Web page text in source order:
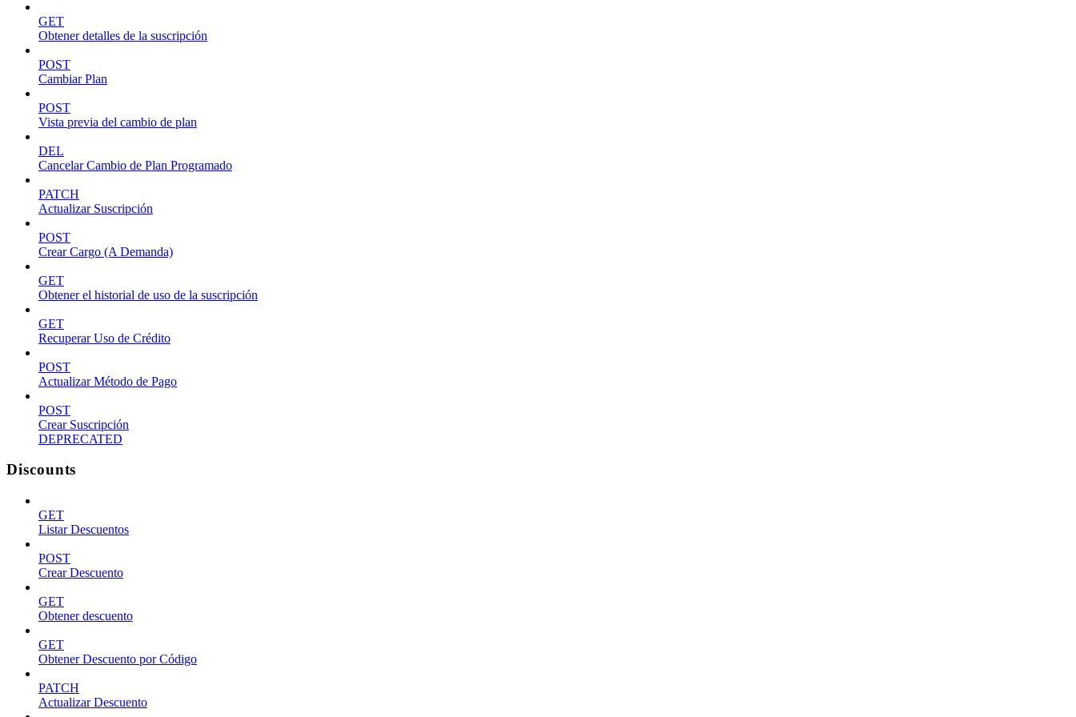
GET
Obtener detalles de la suscripción
POST
Cambiar Plan
POST
Vista previa del cambio de plan
DEL
Cancelar Cambio de Plan Programado
PATCH
Actualizar Suscripción
POST
Crear Cargo (A Demanda)
GET
Obtener el historial de uso de la suscripción
GET
Recuperar Uso de Crédito
POST
Actualizar Método de Pago
POST
Crear Suscripción
DEPRECATED
Discounts
GET
Listar Descuentos
POST
Crear Descuento
GET
Obtener descuento
GET
Obtener Descuento por Código
PATCH
Actualizar Descuento